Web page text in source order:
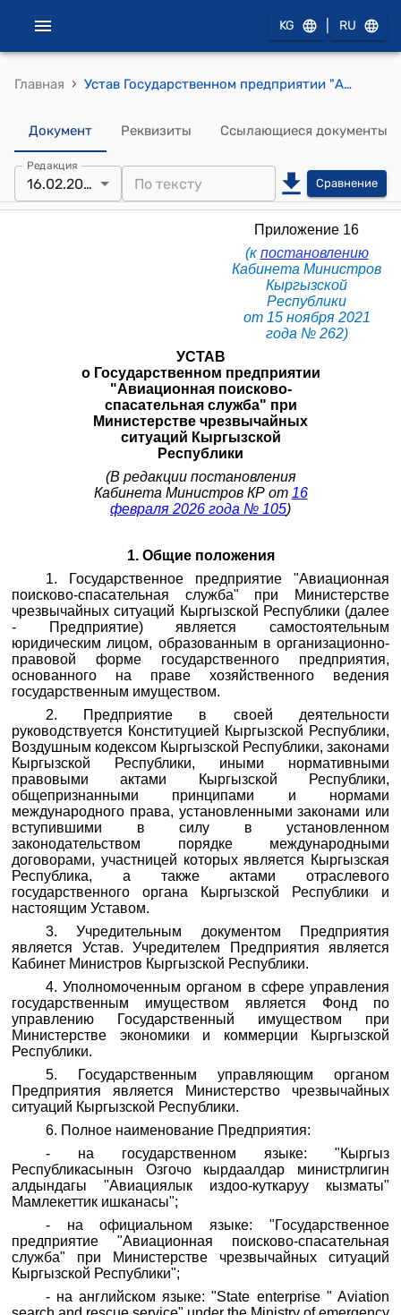
KG RU
Главная › Устав Государственном предприятии "Авиационная поисково-спасательная служба" при Министерстве чрезвычайных ситуаций Кыргызской Республики (к постановлению Кабинета Министров Кыргызской Республики от 15 ноября 2021 года № 262)
Документ Реквизиты Ссылающиеся документы
Редакция
16.02.2026 Сравнение